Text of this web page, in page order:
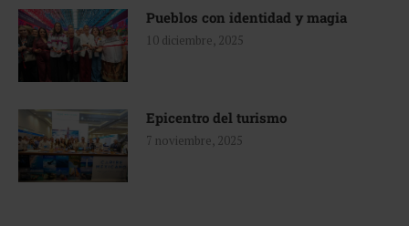
Pueblos con identidad y magia
10 diciembre, 2025
Epicentro del turismo
7 noviembre, 2025